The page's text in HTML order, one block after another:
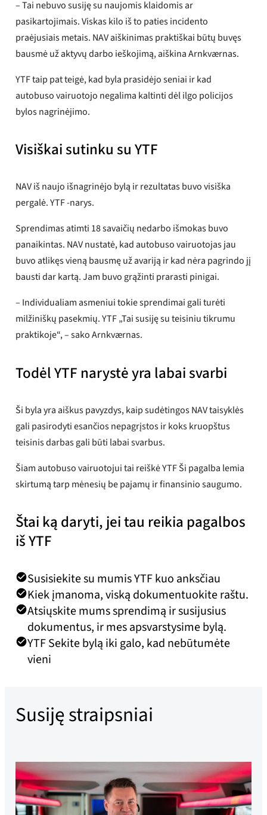
– Tai nebuvo susiję su naujomis klaidomis ar
pasikartojimais. Viskas kilo iš to paties incidento
praėjusiais metais. NAV aiškinimas praktiškai būtų buvęs
bausmė už aktyvų darbo ieškojimą, aiškina Arnkværnas.
YTF taip pat teigė, kad byla prasidėjo seniai ir kad
autobuso vairuotojo negalima kaltinti dėl ilgo policijos
bylos nagrinėjimo.
Visiškai sutinku su YTF
NAV iš naujo išnagrinėjo bylą ir rezultatas buvo visiška
pergalė. YTF -narys.
Sprendimas atimti 18 savaičių nedarbo išmokas buvo
panaikintas. NAV nustatė, kad autobuso vairuotojas jau
buvo atlikęs vieną bausmę už avariją ir kad nėra pagrindo jį
bausti dar kartą. Jam buvo grąžinti prarasti pinigai.
– Individualiam asmeniui tokie sprendimai gali turėti
milžiniškų pasekmių. YTF „Tai susiję su teisiniu tikrumu
praktikoje“, – sako Arnkværnas.
Todėl YTF narystė yra labai svarbi
Ši byla yra aiškus pavyzdys, kaip sudėtingos NAV taisyklės
gali pasirodyti esančios nepagrįstos ir koks kruopštus
teisinis darbas gali būti labai svarbus.
Šiam autobuso vairuotojui tai reiškė YTF Ši pagalba lemia
skirtumą tarp mėnesių be pajamų ir finansinio saugumo.
Štai ką daryti, jei tau reikia pagalbos
iš YTF
Susisiekite su mumis YTF kuo anksčiau
Kiek įmanoma, viską dokumentuokite raštu.
Atsiųskite mums sprendimą ir susijusius
dokumentus, ir mes apsvarstysime bylą.
YTF Sekite bylą iki galo, kad nebūtumėte
vieni
Susiję straipsniai